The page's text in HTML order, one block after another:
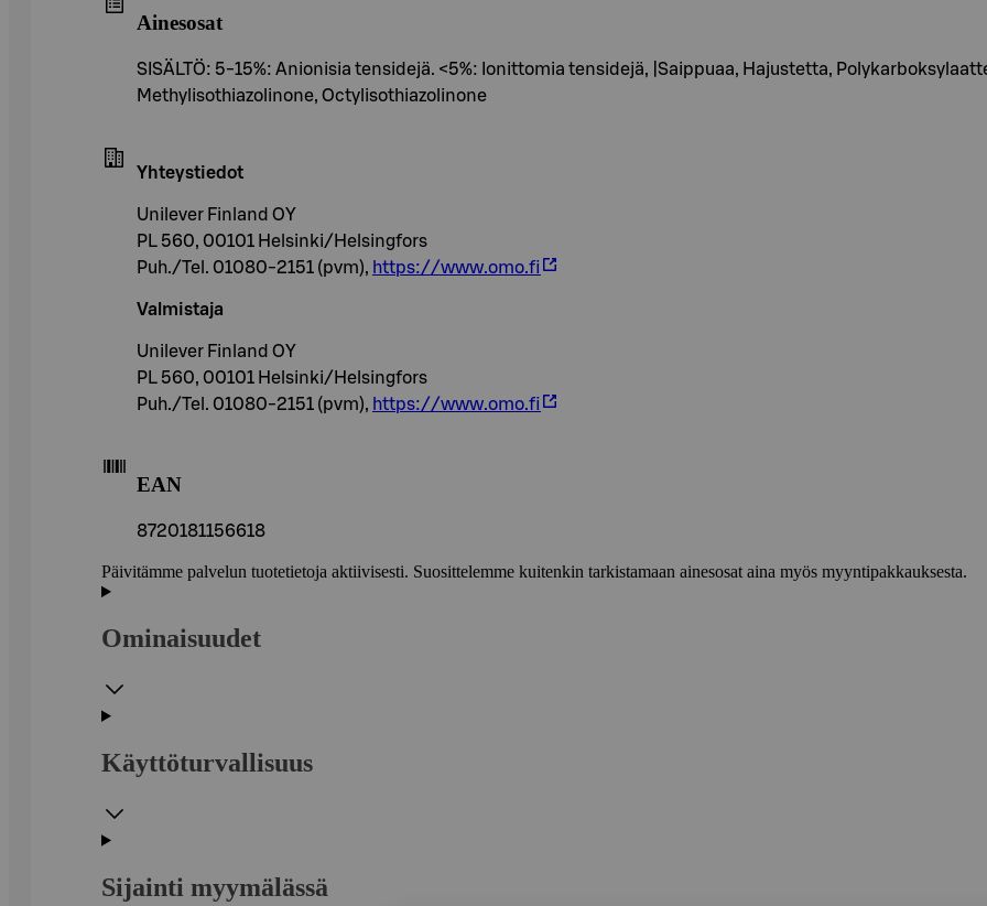
Ainesosat
SISÄLTÖ: 5-15%: Anionisia tensidejä. <5%: Ionittomia tensidejä, |Saippuaa, Hajustetta,
Methylisothiazolinone, Octylisothiazolinone
Yhteystiedot
Unilever Finland OY
PL 560, 00101 Helsinki/Helsingfors
Puh./Tel. 01080-2151 (pvm), https://www.omo.fi
Valmistaja
Unilever Finland OY
PL 560, 00101 Helsinki/Helsingfors
Puh./Tel. 01080-2151 (pvm), https://www.omo.fi
EAN
8720181156618
Päivitämme palvelun tuotetietoja aktiivisesti. Suosittelemme kuitenkin tarkistamaan ainesosat aina myös myyntipakkauksesta.
Ominaisuudet
Käyttöturvallisuus
Sijainti myymälässä